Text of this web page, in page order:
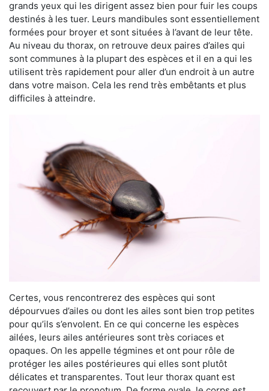
grands yeux qui les dirigent assez bien pour fuir les coups
destinés à les tuer. Leurs mandibules sont essentiellement
formées pour broyer et sont situées à l’avant de leur tête.
Au niveau du thorax, on retrouve deux paires d’ailes qui
sont communes à la plupart des espèces et il en a qui les
utilisent très rapidement pour aller d’un endroit à un autre
dans votre maison. Cela les rend très embêtants et plus
difficiles à atteindre.
Certes, vous rencontrerez des espèces qui sont
dépourvues d’ailes ou dont les ailes sont bien trop petites
pour qu’ils s’envolent. En ce qui concerne les espèces
ailées, leurs ailes antérieures sont très coriaces et
opaques. On les appelle tégmines et ont pour rôle de
protéger les ailes postérieures qui elles sont plutôt
délicates et transparentes. Tout leur thorax quant est